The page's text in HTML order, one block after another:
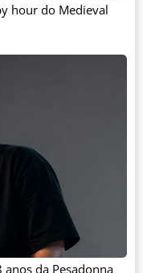
hour do Medieval
anos da Pesadonna